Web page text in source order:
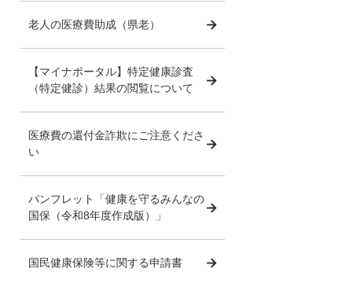
老人の医療費助成（県老）
【マイナポータル】特定健康診査
（特定健診）結果の閲覧について
医療費の還付金詐欺にご注意くださ
い
パンフレット「健康を守るみんなの
国保（令和8年度作成版）」
国民健康保険等に関する申請書